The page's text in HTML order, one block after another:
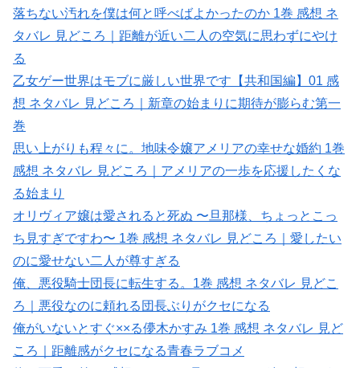
落ちない汚れを僕は何と呼べばよかったのか 1巻 感想 ネ
タバレ 見どころ｜距離が近い二人の空気に思わずにやけ
る
乙女ゲー世界はモブに厳しい世界です【共和国編】01 感
想 ネタバレ 見どころ｜新章の始まりに期待が膨らむ第一
巻
思い上がりも程々に。地味令嬢アメリアの幸せな婚約 1巻
感想 ネタバレ 見どころ｜アメリアの一歩を応援したくな
る始まり
オリヴィア嬢は愛されると死ぬ 〜旦那様、ちょっとこっ
ち見すぎですわ〜 1巻 感想 ネタバレ 見どころ｜愛したい
のに愛せない二人が尊すぎる
俺、悪役騎士団長に転生する。1巻 感想 ネタバレ 見どこ
ろ｜悪役なのに頼れる団長ぶりがクセになる
俺がいないとすぐ××る儚木かすみ 1巻 感想 ネタバレ 見ど
ころ｜距離感がクセになる青春ラブコメ